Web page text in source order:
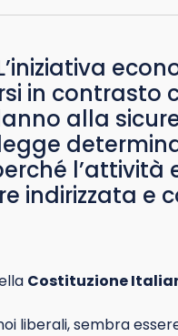
in contrasto
alla
indirizzata e
Costituzione
liberali, sembra